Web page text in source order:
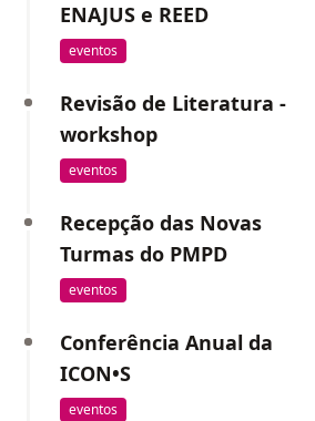
ENAJUS e REED
eventos
Revisão de Literatura -
workshop
eventos
Recepção das Novas
Turmas do PMPD
eventos
Conferência Anual da
ICON•S
eventos